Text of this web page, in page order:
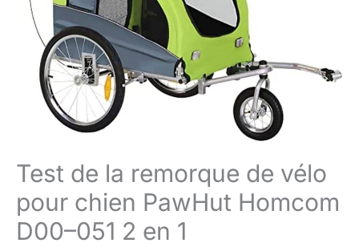
Test de la remorque de vélo
pour chien PawHut Homcom
D00–051 2 en 1